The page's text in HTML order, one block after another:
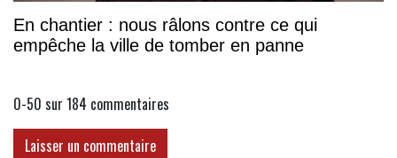
En chantier : nous râlons contre ce qui
empêche la ville de tomber en panne
0-50 sur 184 commentaires
Laisser un commentaire